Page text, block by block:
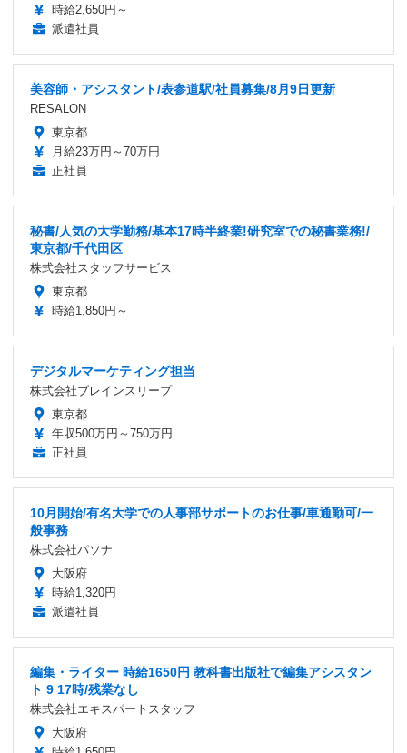
時給2,650円～
派遣社員
美容師・アシスタント/表参道駅/社員募集/8月9日更新
RESALON
東京都
月給23万円～70万円
正社員
秘書/人気の大学勤務/基本17時半終業!研究室での秘書業務!/
東京都/千代田区
株式会社スタッフサービス
東京都
時給1,850円～
デジタルマーケティング担当
株式会社ブレインスリープ
東京都
年収500万円～750万円
正社員
10月開始/有名大学での人事部サポートのお仕事/車通勤可/一
般事務
株式会社パソナ
大阪府
時給1,320円
派遣社員
編集・ライター 時給1650円 教科書出版社で編集アシスタン
ト 9 17時/残業なし
株式会社エキスパートスタッフ
大阪府